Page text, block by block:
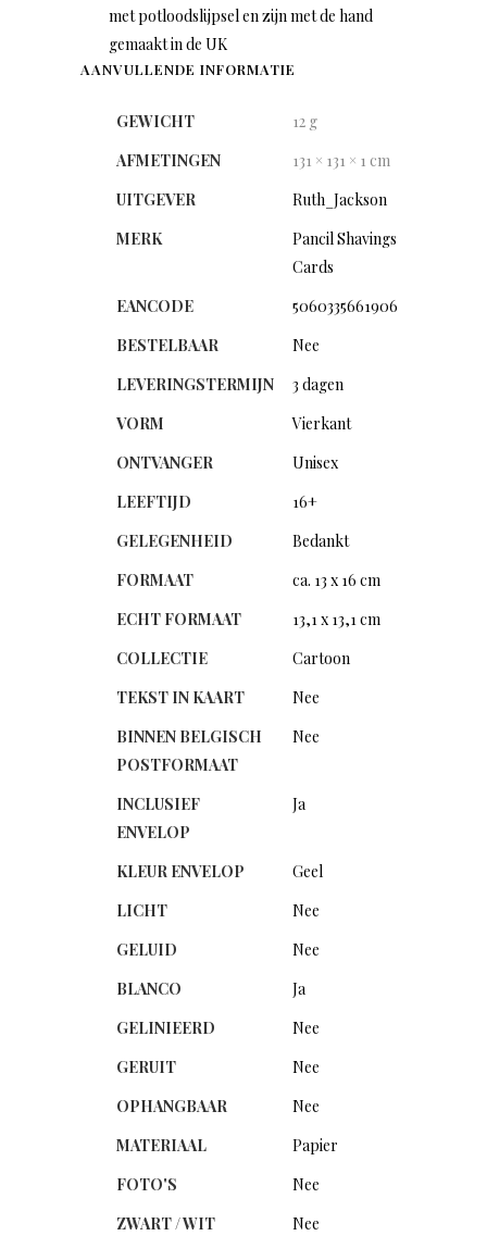
met potloodslijpsel en zijn met de hand
gemaakt in de UK
AANVULLENDE INFORMATIE
GEWICHT
12 g
AFMETINGEN
131 × 131 × 1 cm
UITGEVER
Ruth_Jackson
MERK
Pancil Shavings
Cards
EANCODE
5060335661906
BESTELBAAR
Nee
LEVERINGSTERMIJN
3 dagen
VORM
Vierkant
ONTVANGER
Unisex
LEEFTIJD
16+
GELEGENHEID
Bedankt
FORMAAT
ca. 13 x 16 cm
ECHT FORMAAT
13,1 x 13,1 cm
COLLECTIE
Cartoon
TEKST IN KAART
Nee
BINNEN BELGISCH
POSTFORMAAT
Nee
INCLUSIEF
ENVELOP
Ja
KLEUR ENVELOP
Geel
LICHT
Nee
GELUID
Nee
BLANCO
Ja
GELINIEERD
Nee
GERUIT
Nee
OPHANGBAAR
Nee
MATERIAAL
Papier
FOTO'S
Nee
ZWART / WIT
Nee